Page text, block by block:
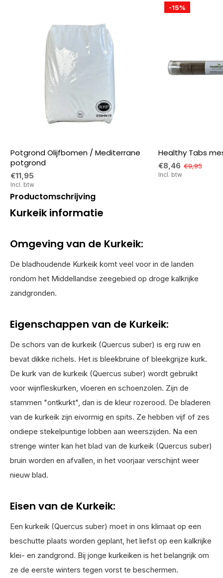
Potgrond Olijfbomen / Mediterrane
potgrond
€11,95
Incl. btw
-15%
Healthy Tabs
€8,46 €9,95
Incl. btw
Productomschrijving
Kurkeik informatie
Omgeving van de Kurkeik:
De bladhoudende Kurkeik komt veel voor in de landen
rondom het Middellandse zeegebied op droge kalkrijke
zandgronden.
Eigenschappen van de Kurkeik:
De schors van de kurkeik (Quercus suber) is erg ruw en
bevat dikke richels. Het is bleekbruine of bleekgrijze kurk.
De kurk van de kurkeik (Quercus suber) wordt gebruikt
voor wijnfleskurken, vloeren en schoenzolen. Zijn de
stammen "ontkurkt", dan is de kleur rozerood. De bladeren
van de kurkeik zijn eivormig en spits. Ze hebben vijf of zes
ondiepe stekelpuntige lobben aan weerszijden. Na een
strenge winter kan het blad van de kurkeik (Quercus suber)
bruin worden en afvallen, in het voorjaar verschijnt weer
nieuw blad.
Eisen van de Kurkeik:
Een kurkeik (Quercus suber) moet in ons klimaat op een
beschutte plaats worden geplant, het liefst op een kalkrijke
klei- en zandgrond. Bij jonge kurkeiken is het belangrijk om
ze de eerste winters tegen vorst te beschermen.